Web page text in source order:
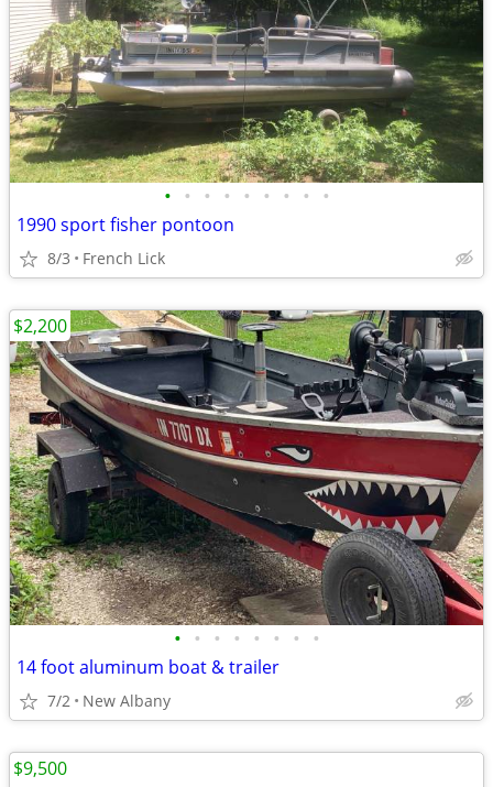
• • • • • • • • •
1990 sport fisher pontoon
8/3 French Lick
• • • • • • • •
14 foot aluminum boat & trailer
7/2 New Albany
$2,200
$9,500